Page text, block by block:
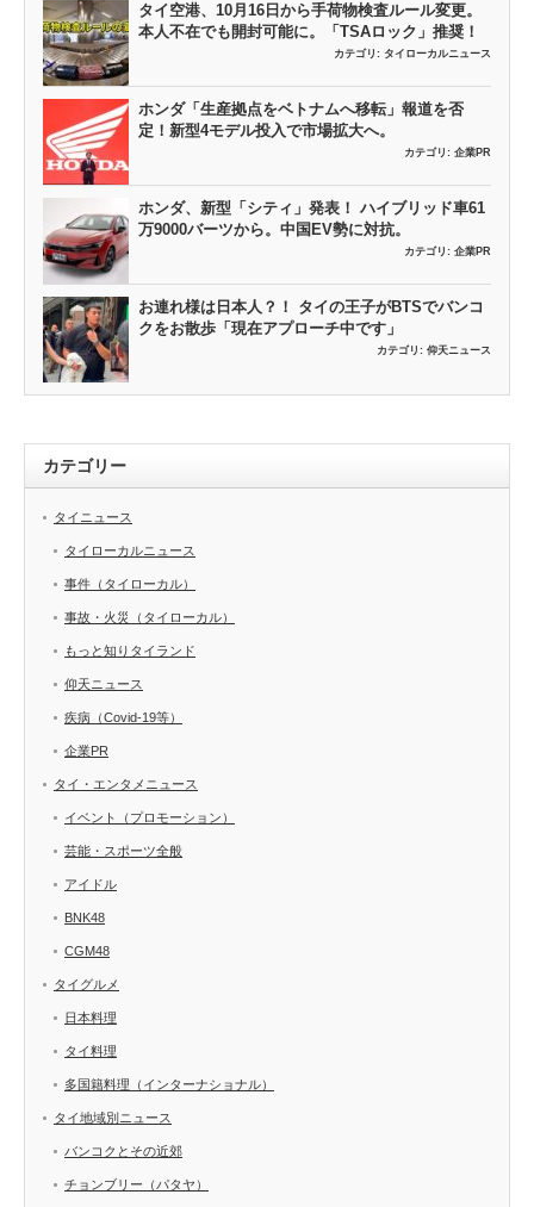
タイ空港、10月16日から手荷物検査ルール変更。
本人不在でも開封可能に。「TSAロック」推奨！
カテゴリ: タイローカルニュース
ホンダ「生産拠点をベトナムへ移転」報道を否
定！新型4モデル投入で市場拡大へ。
カテゴリ: 企業PR
ホンダ、新型「シティ」発表！ ハイブリッド車61
万9000バーツから。中国EV勢に対抗。
カテゴリ: 企業PR
お連れ様は日本人？！ タイの王子がBTSでバンコ
クをお散歩「現在アプローチ中です」
カテゴリ: 仰天ニュース
カテゴリー
タイニュース
タイローカルニュース
事件（タイローカル）
事故・火災（タイローカル）
もっと知りタイランド
仰天ニュース
疾病（Covid-19等）
企業PR
タイ・エンタメニュース
イベント（プロモーション）
芸能・スポーツ全般
アイドル
BNK48
CGM48
タイグルメ
日本料理
タイ料理
多国籍料理（インターナショナル）
タイ地域別ニュース
バンコクとその近郊
チョンブリー（パタヤ）